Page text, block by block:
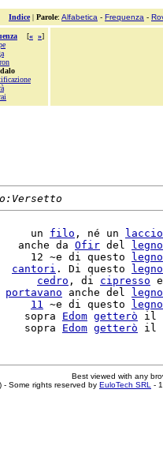
Indice| Parole: Alfabetica - Frequenza -
[« »]
un filo , né un
laccio
anche da Ofir del
legno
12 ~e di questo
legno
cantori . Di questo
legno
cedro , di cipresso
portavano anche del
legno
11 ~e di questo
legno
sopra
Edom getterò il
sopra
Edom getterò il
Best viewed with any
- Some rights reserved by EuloTech SRL -